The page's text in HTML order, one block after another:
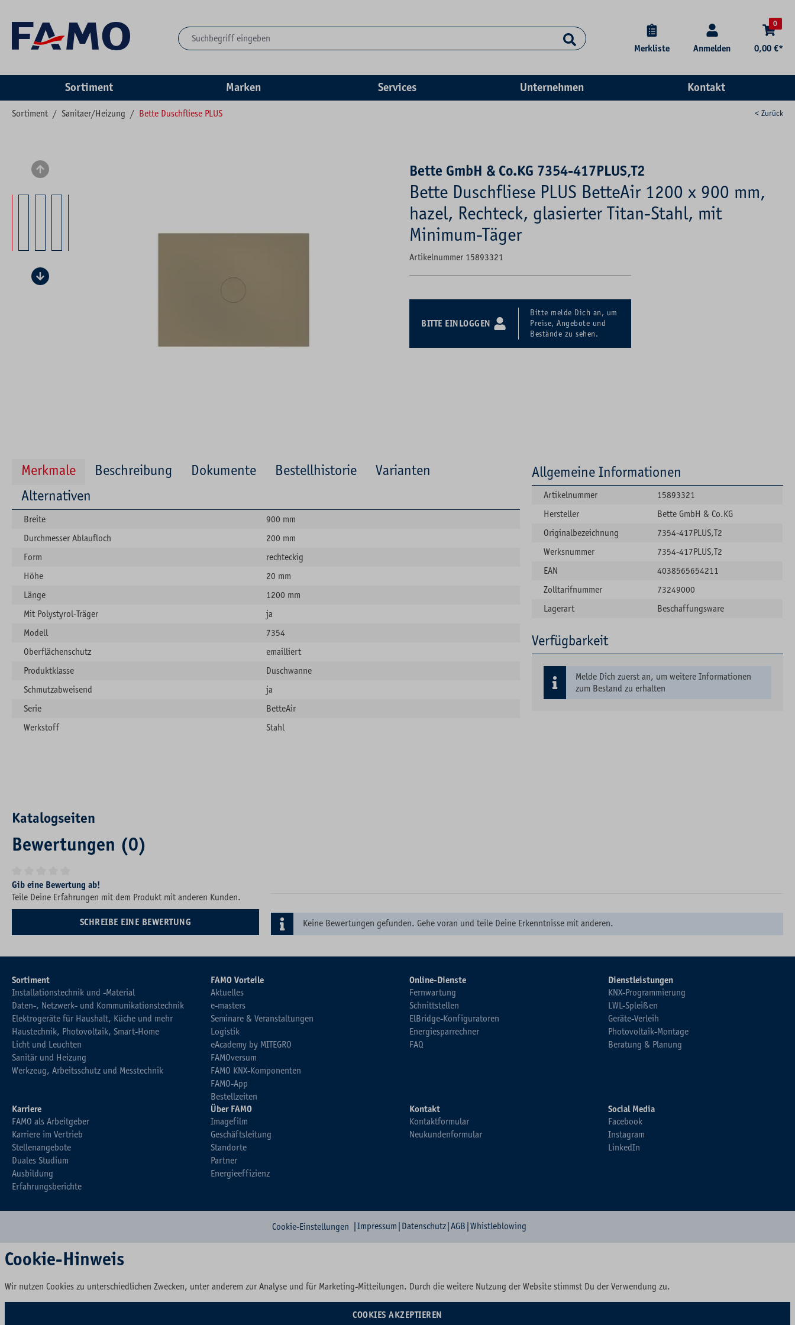
Merkliste Anmelden
0
0,00 €*
Sortiment Marken Services Unternehmen Kontakt
Sortiment / Sanitaer/Heizung / Bette Duschfliese PLUS < Zurück
Bildergalerie überspringen Bette GmbH & Co.KG 7354-417PLUS,T2
Bette Duschfliese PLUS BetteAir 1200 x 900 mm,
hazel, Rechteck, glasierter Titan-Stahl, mit
Minimum-Täger
Artikelnummer 15893321
BITTE EINLOGGEN
Bitte melde Dich an, um
Preise, Angebote und
Bestände zu sehen.
Merkmale Beschreibung Dokumente Bestellhistorie
Varianten
Alternativen
Breite
900 mm
Durchmesser Ablaufloch
200 mm
Form
rechteckig
Höhe
20 mm
Länge
1200 mm
Mit Polystyrol-Träger
ja
Modell
7354
Oberflächenschutz
emailliert
Produktklasse
Duschwanne
Schmutzabweisend
ja
Serie
BetteAir
Werkstoff
Stahl
Allgemeine Informationen
Artikelnummer
15893321
Hersteller
Bette GmbH & Co.KG
Originalbezeichnung
7354-417PLUS,T2
Werksnummer
7354-417PLUS,T2
EAN
4038565654211
Zolltarifnummer
73249000
Lagerart
Beschaffungsware
Verfügbarkeit
Melde Dich zuerst an, um weitere Informationen
zum Bestand zu erhalten
Katalogseiten
Bewertungen (0)
Durchschnittliche Bewertung von 0 von 5 Sternen
Gib eine Bewertung ab!
Teile Deine Erfahrungen mit dem Produkt mit anderen Kunden.
SCHREIBE EINE BEWERTUNG Keine Bewertungen gefunden. Gehe voran und teile Deine Erkenntnisse mit anderen.
Sortiment
Installationstechnik und -Material
Daten-, Netzwerk- und Kommunikationstechnik
Elektrogeräte für Haushalt, Küche und mehr
Haustechnik, Photovoltaik, Smart-Home
Licht und Leuchten
Sanitär und Heizung
Werkzeug, Arbeitsschutz und Messtechnik
FAMO Vorteile
Aktuelles
e-masters
Seminare & Veranstaltungen
Logistik
eAcademy by MITEGRO
FAMOversum
FAMO KNX-Komponenten
FAMO-App
Bestellzeiten
Online-Dienste
Fernwartung
Schnittstellen
ElBridge-Konfiguratoren
Energiesparrechner
FAQ
Dienstleistungen
KNX-Programmierung
LWL-Spleißen
Geräte-Verleih
Photovoltaik-Montage
Beratung & Planung
Karriere
FAMO als Arbeitgeber
Karriere im Vertrieb
Stellenangebote
Duales Studium
Ausbildung
Erfahrungsberichte
Über FAMO
Imagefilm
Geschäftsleitung
Standorte
Partner
Energieeffizienz
Kontakt
Kontaktformular
Neukundenformular
Social Media
Facebook
Instagram
LinkedIn
Cookie-Einstellungen Impressum Datenschutz AGB Whistleblowing
Cookie-Hinweis
Wir nutzen Cookies zu unterschiedlichen Zwecken, unter anderem zur Analyse und für Marketing-Mitteilungen. Durch die weitere Nutzung der Website stimmst Du der Verwendung zu.
COOKIES AKZEPTIEREN